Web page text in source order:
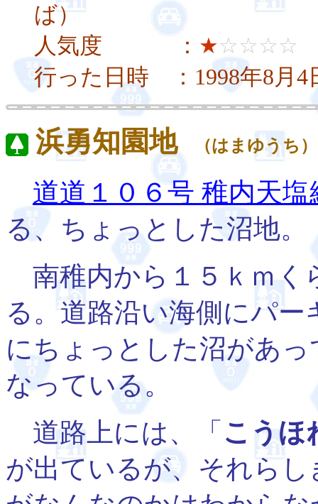
ば）
人気度 ： ★☆☆☆☆
行った日時 ：1998年8月
浜勇知園地（はまゆうち）
道道１０６号 稚内天塩
る、ちょっとした沼地。
南稚内から１５ｋｍく
る。道路沿い海側にパ
にちょっとした沼があ
なっている。
道路上には、「 こうほ
が出ているが、それら